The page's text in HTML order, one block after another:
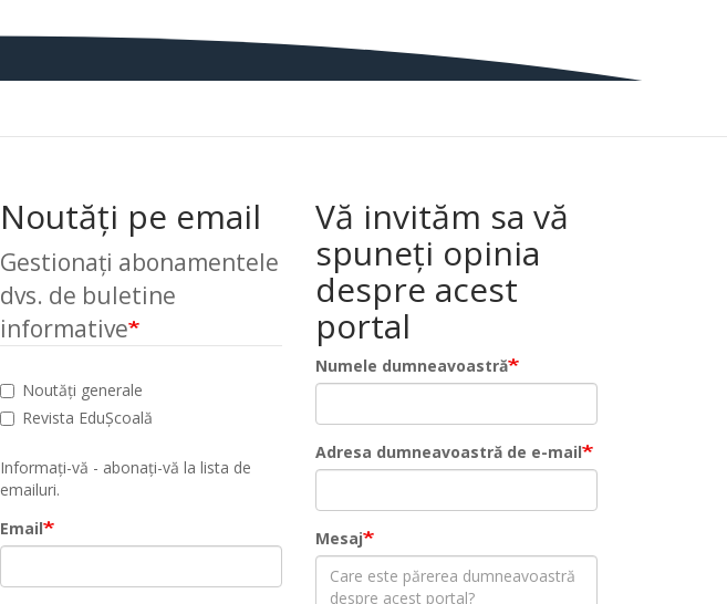
Noutăți pe email
Gestionați abonamentele
dvs. de buletine
informative
Noutăți generale
Revista EduȘcoală
Informați-vă - abonați-vă la lista de
emailuri.
Email
Vă invităm sa vă
spuneți opinia
despre acest
portal
Numele dumneavoastră
Adresa dumneavoastră de e-mail
Mesaj